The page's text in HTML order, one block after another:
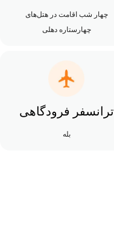
چهار شب اقامت در هتل‌های
چهارستاره دهلی
ترانسفر فرودگاهی
بله